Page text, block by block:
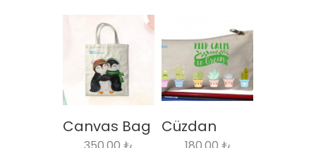
Canvas Bag Cüzdan